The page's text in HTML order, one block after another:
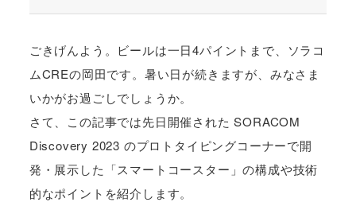
ごきげんよう。ビールは一日4パイントまで、ソラコ
ムCREの岡田です。暑い日が続きますが、みなさま
いかがお過ごしでしょうか。
さて、この記事では先日開催された SORACOM
Discovery 2023 のプロトタイピングコーナーで開
発・展示した「スマートコースター」の構成や技術
的なポイントを紹介します。